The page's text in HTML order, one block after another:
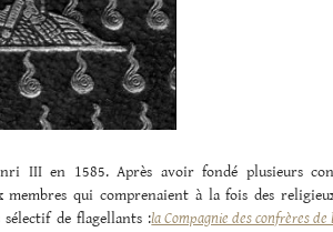
III en 1585. Après avoir fondé plusieurs
membres qui comprenaient à la fois des
de flagellants :la Compagnie des confrères de